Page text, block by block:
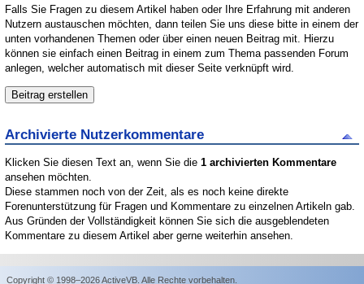
Falls Sie Fragen zu diesem Artikel haben oder Ihre Erfahrung mit anderen
Nutzern austauschen möchten, dann teilen Sie uns diese bitte in einem der
unten vorhandenen Themen oder über einen neuen Beitrag mit. Hierzu
können sie einfach einen Beitrag in einem zum Thema passenden Forum
anlegen, welcher automatisch mit dieser Seite verknüpft wird.
Archivierte Nutzerkommentare
Klicken Sie diesen Text an, wenn Sie die1 archivierten Kommentare
ansehen möchten.
Diese stammen noch von der Zeit, als es noch keine direkte
Forenunterstützung für Fragen und Kommentare zu einzelnen Artikeln gab.
Aus Gründen der Vollständigkeit können Sie sich die ausgeblendeten
Kommentare zu diesem Artikel aber gerne weiterhin ansehen.
Copyright © 1998–2026 ActiveVB. Alle Rechte vorbehalten.